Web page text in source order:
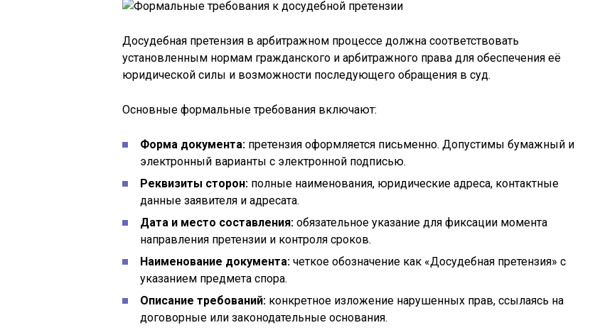
Досудебная претензия в арбитражном процессе должна соответствовать
установленным нормам гражданского и арбитражного права для обеспечения её
юридической силы и возможности последующего обращения в суд.
Основные формальные требования включают:
Форма документа: претензия оформляется письменно. Допустимы бумажный и
электронный варианты с электронной подписью.
Реквизиты сторон: полные наименования, юридические адреса, контактные
данные заявителя и адресата.
Дата и место составления: обязательное указание для фиксации момента
направления претензии и контроля сроков.
Наименование документа: четкое обозначение как «Досудебная претензия» с
указанием предмета спора.
Описание требований: конкретное изложение нарушенных прав, ссылаясь на
договорные или законодательные основания.